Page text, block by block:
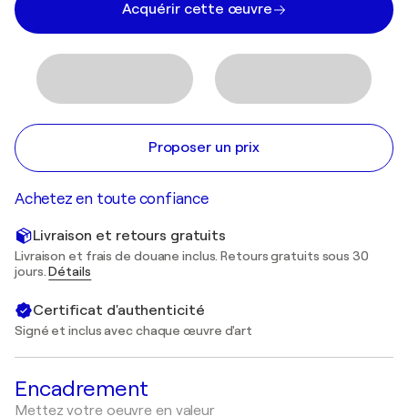
Acquérir cette œuvre
Proposer un prix
Achetez en toute confiance
Livraison et retours gratuits
Livraison et frais de douane inclus. Retours gratuits sous 30
jours.Détails
Certificat d'authenticité
Signé et inclus avec chaque œuvre d'art
Encadrement
Mettez votre oeuvre en valeur